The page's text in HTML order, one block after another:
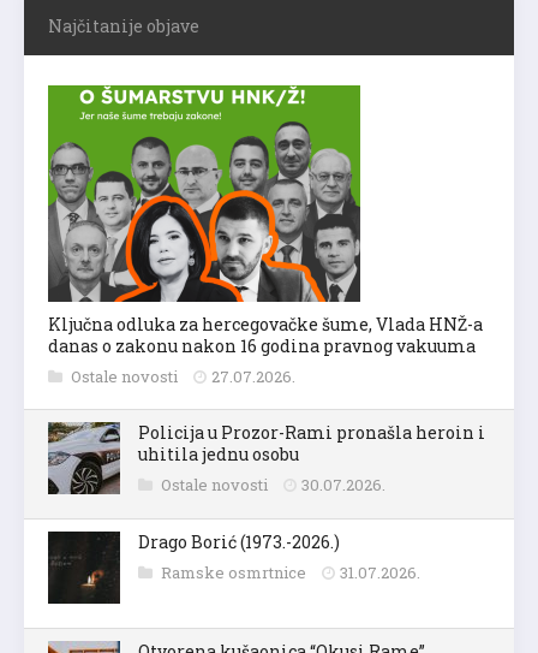
Najčitanije objave
Ključna odluka za hercegovačke šume, Vlada HNŽ-a
danas o zakonu nakon 16 godina pravnog vakuuma
Ostale novosti 27.07.2026.
Policija u Prozor-Rami pronašla heroin i
uhitila jednu osobu
Ostale novosti 30.07.2026.
Drago Borić (1973.-2026.)
Ramske osmrtnice 31.07.2026.